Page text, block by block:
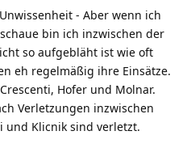
- Aber wenn ich
bin ich inzwischen der
so aufgebläht ist wie oft
eh regelmäßig ihre Einsätze.
Hofer und Molnar.
Verletzungen inzwischen
und Klicnik sind verletzt.